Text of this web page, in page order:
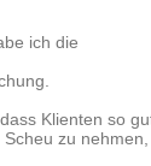
ich die
Klienten so
zu